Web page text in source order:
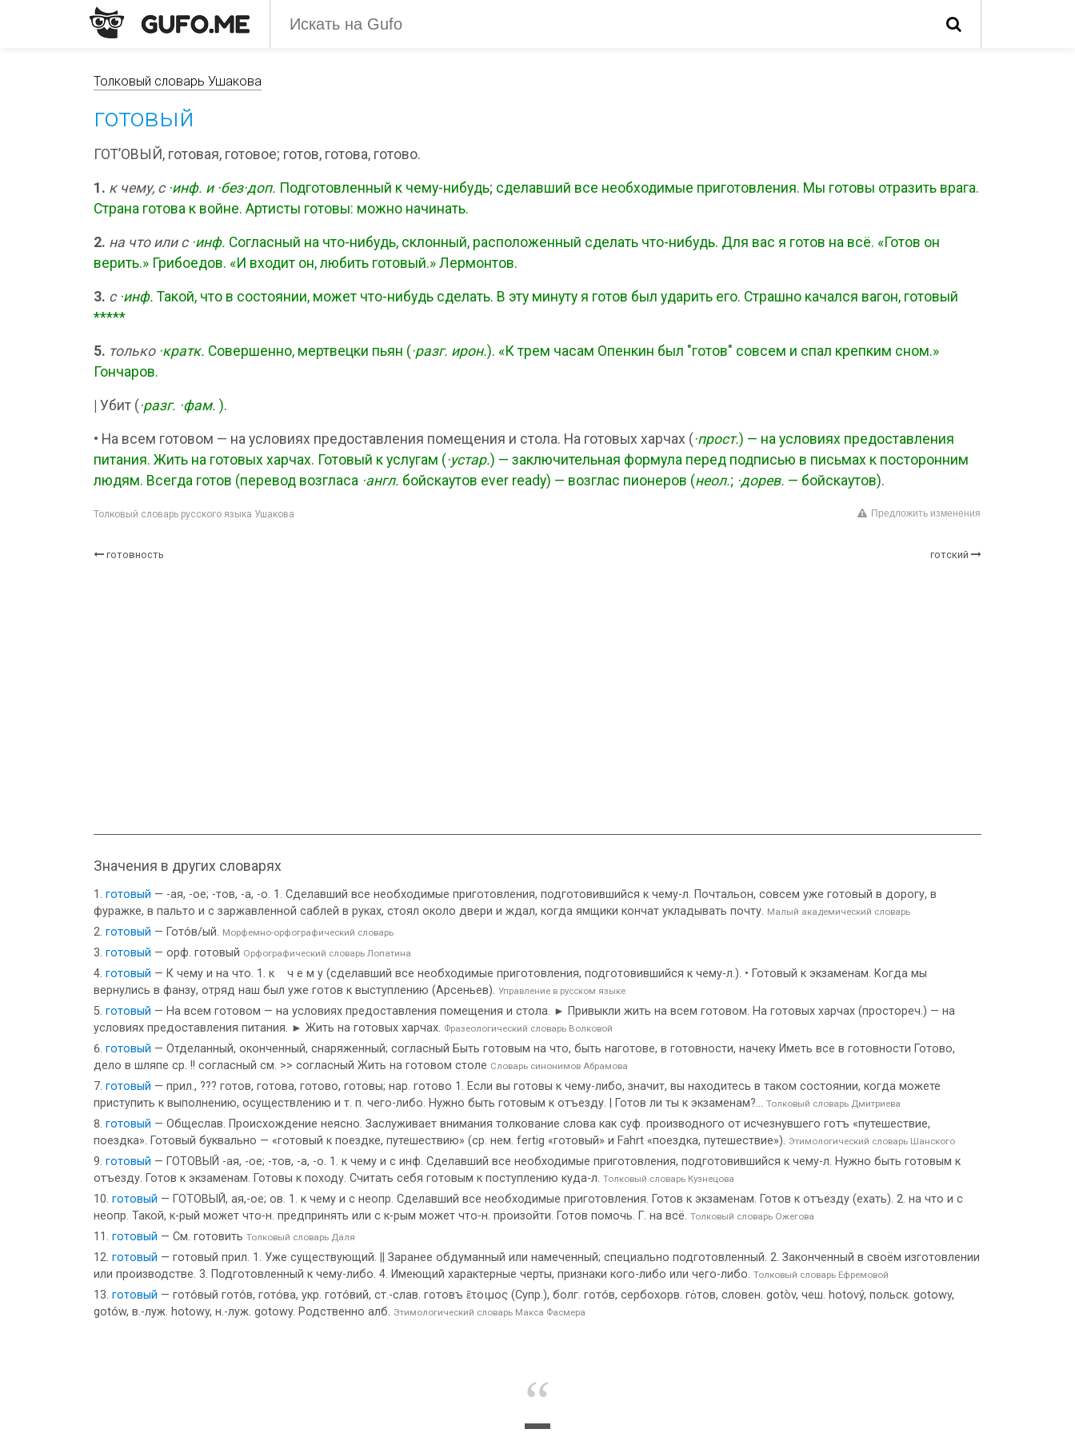
Толковый словарь Ушакова
готовый
ГОТ’ОВЫЙ, готовая, готовое; готов, готова, готово.
1. к чему, с ·инф. и ·без·доп. Подготовленный к чему-нибудь; сделавший все необходимые приготовления. Мы готовы отразить врага.
Страна готова к войне. Артисты готовы: можно начинать.
2. на что или с ·инф. Согласный на что-нибудь, склонный, расположенный сделать что-нибудь. Для вас я готов на всё. «Готов он
верить.» Грибоедов. «И входит он, любить готовый.» Лермонтов.
3. с ·инф. Такой, что в состоянии, может что-нибудь сделать. В эту минуту я готов был ударить его. Страшно качался вагон, готовый
*****
5. только ·кратк. Совершенно, мертвецки пьян ( ·разг. ирон.). «К трем часам Опенкин был "готов" совсем и спал крепким сном.»
Гончаров.
Убит ( ·разг. ·фам. ).
• На всем готовом — на условиях предоставления помещения и стола. На готовых харчах ( ·прост.) — на условиях предоставления
питания. Жить на готовых харчах. Готовый к услугам ( ·устар.) — заключительная формула перед подписью в письмах к посторонним
людям. Всегда готов (перевод возгласа ·англ. бойскаутов ever ready) — возглас пионеров (неол.; ·дорев. — бойскаутов).
Толковый словарь русского языка Ушакова Предложить изменения
готовность готский
Значения в других словарях
готовый — -ая, -ое; -тов, -а, -о. 1. Сделавший все необходимые приготовления, подготовившийся к чему-л. Почтальон, совсем уже готовый в дорогу, в
фуражке, в пальто и с заржавленной саблей в руках, стоял около двери и ждал, когда ямщики кончат укладывать почту. Малый академический словарь
готовый — Гото́в/ый. Морфемно-орфографический словарь
готовый — орф. готовый Орфографический словарь Лопатина
готовый — К чему и на что. 1. к ч е м у (сделавший все необходимые приготовления, подготовившийся к чему-л.). • Готовый к экзаменам. Когда мы
вернулись в фанзу, отряд наш был уже готов к выступлению (Арсеньев). Управление в русском языке
готовый — На всем готовом — на условиях предоставления помещения и стола. ► Привыкли жить на всем готовом. На готовых харчах (простореч.) — на
условиях предоставления питания. ► Жить на готовых харчах. Фразеологический словарь Волковой
готовый — Отделанный, оконченный, снаряженный; согласный Быть готовым на что, быть наготове, в готовности, начеку Иметь все в готовности Готово,
дело в шляпе ср. !! согласный см. >> согласный Жить на готовом столе Словарь синонимов Абрамова
готовый — прил., ??? готов, готова, готово, готовы; нар. готово 1. Если вы готовы к чему-либо, значит, вы находитесь в таком состоянии, когда можете
приступить к выполнению, осуществлению и т. п. чего-либо. Нужно быть готовым к отъезду. | Готов ли ты к экзаменам?... Толковый словарь Дмитриева
готовый — Общеслав. Происхождение неясно. Заслуживает внимания толкование слова как суф. производного от исчезнувшего готъ «путешествие,
поездка». Готовый буквально — «готовый к поездке, путешествию» (ср. нем. fertig «готовый» и Fahrt «поездка, путешествие»). Этимологический словарь Шанского
готовый — ГОТОВЫЙ -ая, -ое; -тов, -а, -о. 1. к чему и с инф. Сделавший все необходимые приготовления, подготовившийся к чему-л. Нужно быть готовым к
отъезду. Готов к экзаменам. Готовы к походу. Считать себя готовым к поступлению куда-л. Толковый словарь Кузнецова
готовый — ГОТОВЫЙ, ая,-ое; ов. 1. к чему и с неопр. Сделавший все необходимые приготовления. Готов к экзаменам. Готов к отъезду (ехать). 2. на что и с
неопр. Такой, к-рый может что-н. предпринять или с к-рым может что-н. произойти. Готов помочь. Г. на всё. Толковый словарь Ожегова
готовый — См. готовить Толковый словарь Даля
готовый — готовый прил. 1. Уже существующий. || Заранее обдуманный или намеченный; специально подготовленный. 2. Законченный в своём изготовлении
или производстве. 3. Подготовленный к чему-либо. 4. Имеющий характерные черты, признаки кого-либо или чего-либо. Толковый словарь Ефремовой
готовый — гото́вый гото́в, гото́ва, укр. гото́вий, ст.-слав. готовъ ἕτοιμος (Супр.), болг. гото́в, сербохорв. го̀тов, словен. gotòv, чеш. hotový, польск. gotowy,
gotów, в.-луж. hotowy, н.-луж. gotowy. Родственно алб. Этимологический словарь Макса Фасмера